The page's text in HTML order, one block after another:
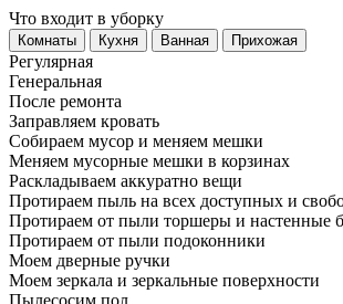
Что входит в уборку
Регу­лярная
Гене­ральная
После ремонта
Заправляем кровать
Собираем мусор и меняем мешки
Меняем мусорные мешки в корзинах
Раскладываем аккуратно вещи
Протираем пыль на всех доступных и
Протираем от пыли торшеры и настенные
Протираем от пыли подоконники
Моем дверные ручки
Моем зеркала и зеркальные поверхности
Пылесосим пол